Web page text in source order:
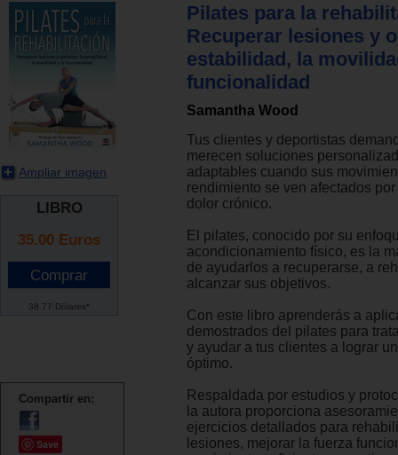
Ampliar imagen
LIBRO
35.00 Euros
38.77 Dólares*
Compartir en:
Save
Pilates para la
Recuperar lesiones y
estabilidad, la
funcionalidad
Samantha Wood
Tus clientes y deportistas
merecen soluciones
adaptables cuando sus
rendimiento se ven afectados
dolor crónico.
El pilates, conocido por su
acondicionamiento físico, es la
de ayudarlos a recuperarse, a
alcanzar sus objetivos.
Con este libro aprenderás a
demostrados del pilates para
y ayudar a tus clientes a lograr
óptimo.
Respaldada por estudios y
la autora proporciona
ejercicios detallados para
lesiones, mejorar la fuerza